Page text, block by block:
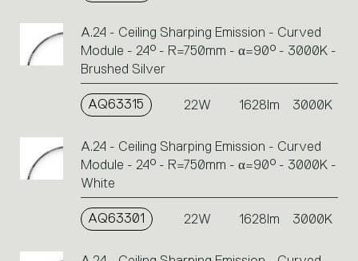
A.24 - Ceiling Sharping Emission - Curved
Module - 24° - R=750mm - α=90° - 3000K -
Brushed Silver
AQ63315 22W 1628lm 3000K
A.24 - Ceiling Sharping Emission - Curved
Module - 24° - R=750mm - α=90° - 3000K -
White
AQ63301 22W 1628lm 3000K